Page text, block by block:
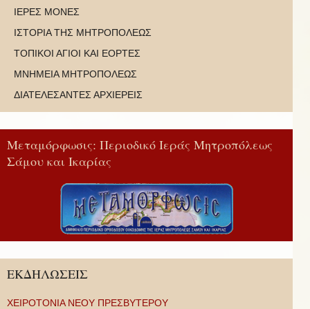
ΙΕΡΕΣ ΜΟΝΕΣ
ΙΣΤΟΡΙΑ ΤΗΣ ΜΗΤΡΟΠΟΛΕΩΣ
ΤΟΠΙΚΟΙ ΑΓΙΟΙ ΚΑΙ ΕΟΡΤΕΣ
ΜΝΗΜΕΙΑ ΜΗΤΡΟΠΟΛΕΩΣ
ΔΙΑΤΕΛΕΣΑΝΤΕΣ ΑΡΧΙΕΡΕΙΣ
Μεταμόρφωσις: Περιοδικό Ιεράς Μητροπόλεως
Σάμου και Ικαρίας
ΕΚΔΗΛΩΣΕΙΣ
ΧΕΙΡΟΤΟΝΙΑ ΝΕΟΥ ΠΡΕΣΒΥΤΕΡΟΥ